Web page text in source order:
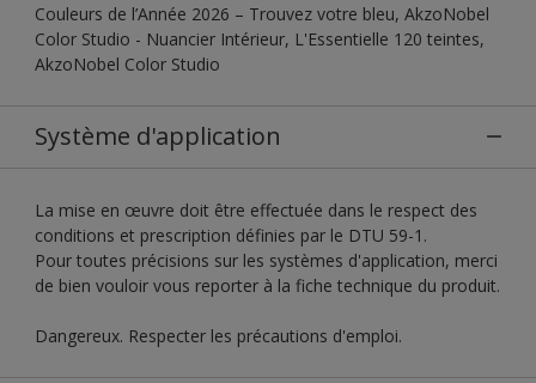
Couleurs de l’Année 2026 – Trouvez votre bleu, AkzoNobel
Color Studio - Nuancier Intérieur, L'Essentielle 120 teintes,
AkzoNobel Color Studio
Système d'application
La mise en œuvre doit être effectuée dans le respect des
conditions et prescription définies par le DTU 59-1.
Pour toutes précisions sur les systèmes d'application, merci
de bien vouloir vous reporter à la fiche technique du produit.
Dangereux. Respecter les précautions d'emploi.